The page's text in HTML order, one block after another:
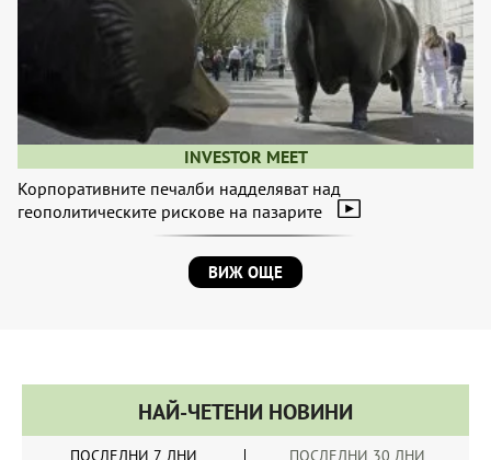
INVESTOR MEET
Корпоративните печалби надделяват над
геополитическите рискове на пазарите
ВИЖ ОЩЕ
НАЙ-ЧЕТЕНИ НОВИНИ
ПОСЛЕДНИ 7 ДНИ ПОСЛЕДНИ 30 ДНИ